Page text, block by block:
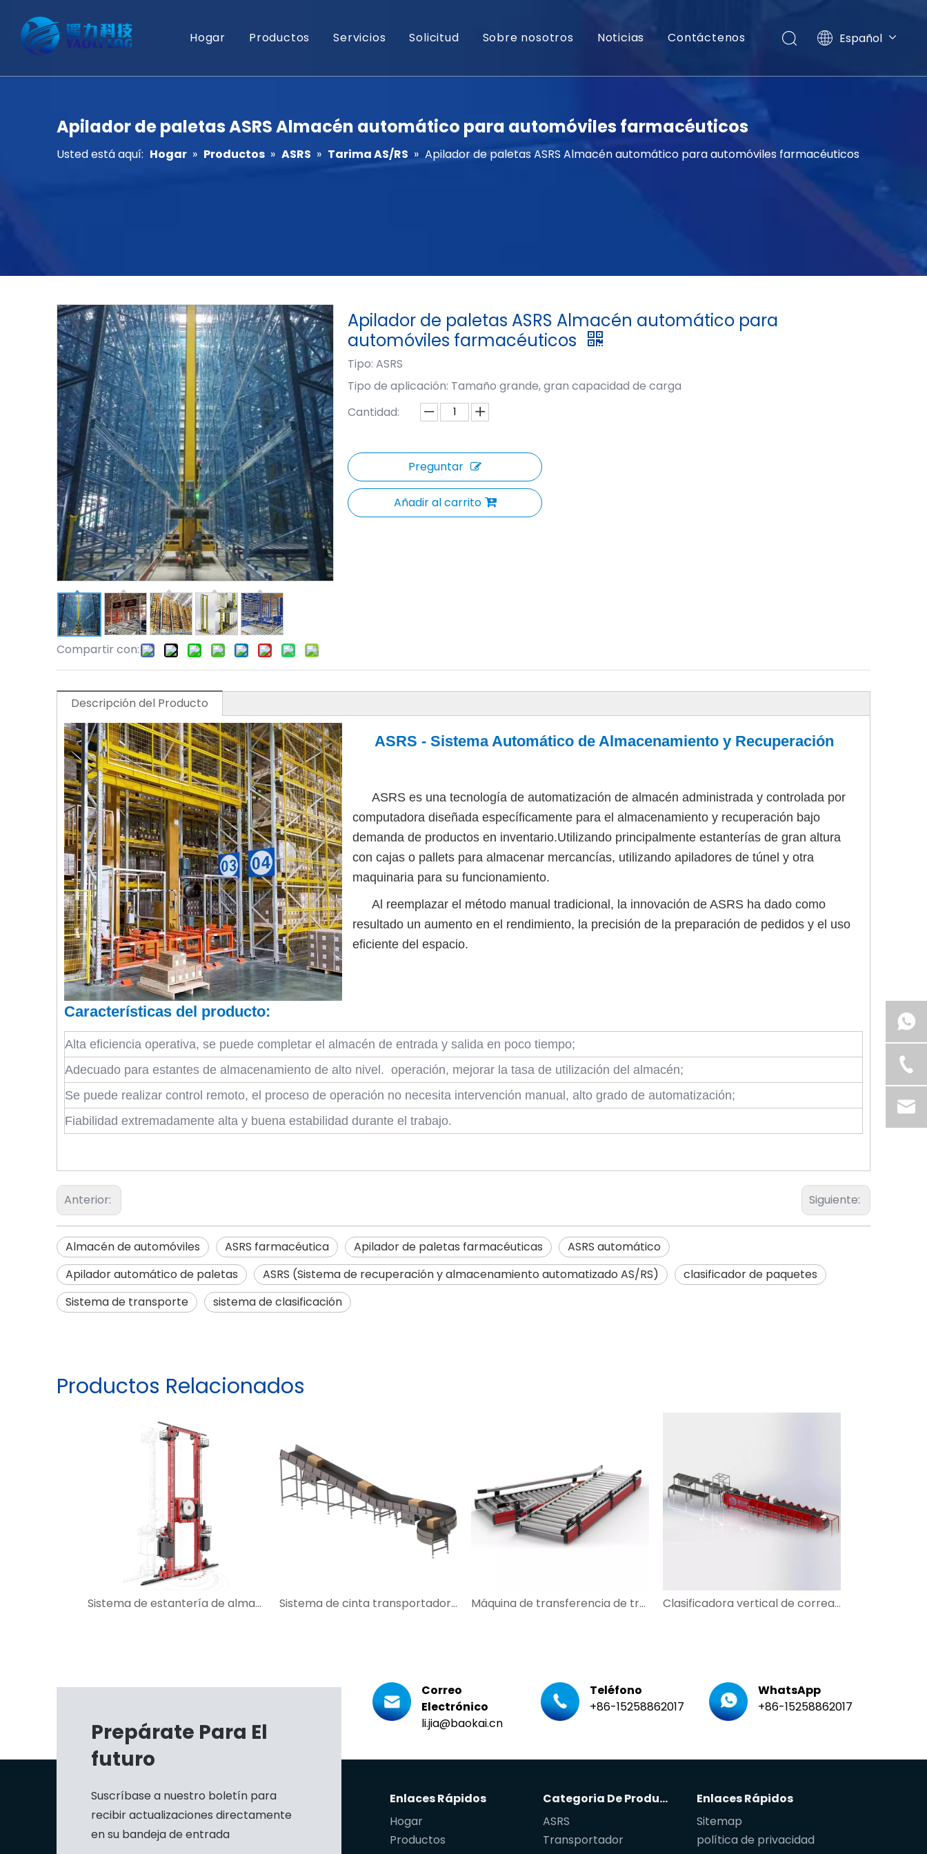
Hogar Productos Servicios Solicitud Sobre nosotros Noticias Contáctenos Español
العربية
Apilador de paletas ASRS Almacén automático para automóviles farmacéuticos
Usted está aquí: Hogar » Productos » ASRS » Tarima AS/RS » Apilador de paletas ASRS Almacén automático para automóviles farmacéuticos
Compartir con:
Apilador de paletas ASRS Almacén automático para
automóviles farmacéuticos
Tipo: ASRS
Tipo de aplicación: Tamaño grande, gran capacidad de carga
Cantidad:
Preguntar
Añadir al carrito
Descripción del Producto
ASRS - Sistema Automático de Almacenamiento y Recuperación
ASRS es una tecnología de automatización de almacén administrada y controlada por
computadora diseñada específicamente para el almacenamiento y recuperación bajo
demanda de productos en inventario.Utilizando principalmente estanterías de gran altura
con cajas o pallets para almacenar mercancías, utilizando apiladores de túnel y otra
maquinaria para su funcionamiento.
Al reemplazar el método manual tradicional, la innovación de ASRS ha dado como
resultado un aumento en el rendimiento, la precisión de la preparación de pedidos y el uso
eficiente del espacio.
Características del producto:
Alta eficiencia operativa, se puede completar el almacén de entrada y salida en poco tiempo;
Adecuado para estantes de almacenamiento de alto nivel. operación, mejorar la tasa de utilización del almacén;
Se puede realizar control remoto, el proceso de operación no necesita intervención manual, alto grado de automatización;
Fiabilidad extremadamente alta y buena estabilidad durante el trabajo.
Anterior: Siguiente:
Almacén de automóviles ASRS farmacéutica Apilador de paletas farmacéuticas
ASRS automático
Apilador automático de paletas
ASRS (Sistema de recuperación y almacenamiento automatizado AS/RS)
clasificador de paquetes
Sistema de transporte
sistema de clasificación
Productos Relacionados
Sistema de estantería de almacén de pilas Sistema de cinta transportadora para sistema de transporte de comercio electrónico postal Máquina de transferencia de transportador de rodillos para sistema de transporte de paquetes Clasificadora vertical de correa cruzada lineal para mensajería de correo
Correo
Electrónico
li.jia@baokai.cn
Teléfono
+86-15258862017
WhatsApp
+86-15258862017
Prepárate Para El
futuro
Suscríbase a nuestro boletín para
recibir actualizaciones directamente
en su bandeja de entrada
Enlaces Rápidos
Hogar
Productos
Categoria De Producto
ASRS
Transportador
Enlaces Rápidos
Sitemap
política de privacidad